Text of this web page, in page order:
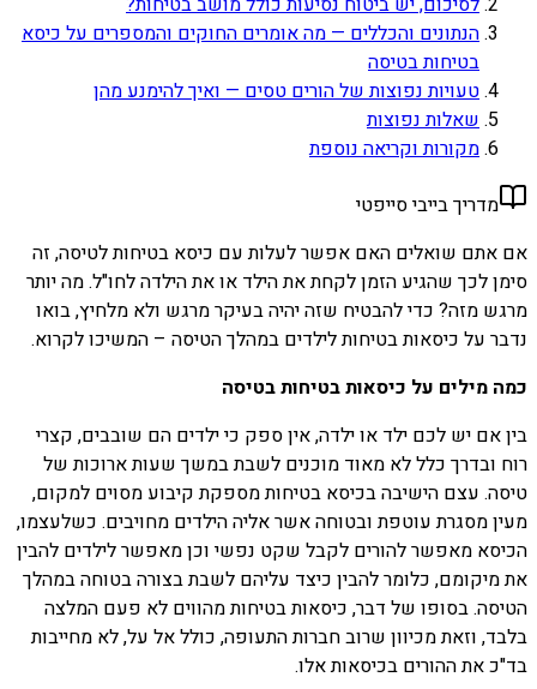
הנתונים והכללים — מה אומרים החוקים והמספרים על כיסא
בטיחות בטיסה
טעויות נפוצות של הורים טסים — ואיך להימנע מהן
שאלות נפוצות
מקורות וקריאה נוספת
מדריך בייבי סייפטי
אם אתם שואלים האם אפשר לעלות עם כיסא בטיחות לטיסה, זה
סימן לכך שהגיע הזמן לקחת את הילד או את הילדה לחו"ל. מה יותר
מרגש מזה? כדי להבטיח שזה יהיה בעיקר מרגש ולא מלחיץ, בואו
נדבר על כיסאות בטיחות לילדים במהלך הטיסה – המשיכו לקרוא.
כמה מילים על כיסאות בטיחות בטיסה
בין אם יש לכם ילד או ילדה, אין ספק כי ילדים הם שובבים, קצרי
רוח ובדרך כלל לא מאוד מוכנים לשבת במשך שעות ארוכות של
טיסה. עצם הישיבה בכיסא בטיחות מספקת קיבוע מסוים למקום,
מעין מסגרת עוטפת ובטוחה אשר אליה הילדים מחויבים. כשלעצמו,
הכיסא מאפשר להורים לקבל שקט נפשי וכן מאפשר לילדים להבין
את מיקומם, כלומר להבין כיצד עליהם לשבת בצורה בטוחה במהלך
הטיסה. בסופו של דבר, כיסאות בטיחות מהווים לא פעם המלצה
בלבד, וזאת מכיוון שרוב חברות התעופה, כולל אל על, לא מחייבות
בד"כ את ההורים בכיסאות אלו.